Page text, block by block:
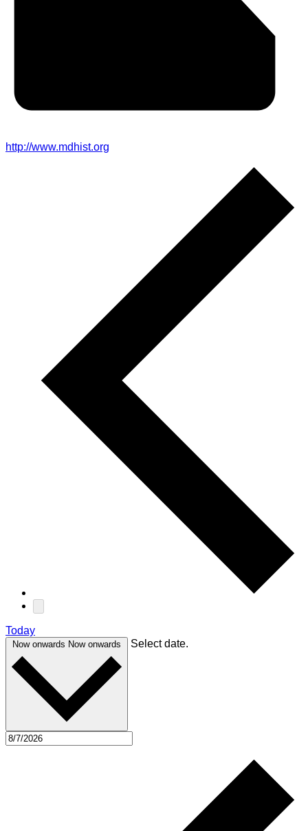
http://www.mdhist.org
Today
Now onwards Now onwards Select date.